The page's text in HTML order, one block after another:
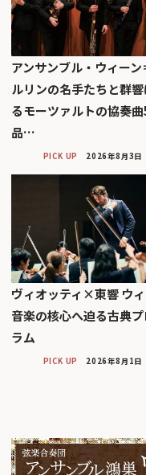
アンサンブル・ウィーン
ルリンの名手たちと群
るモーツァルトの協奏
品…
PICK UP 2026年8月3日
ヴィオッティ×東響 ウ
音楽の核心へ迫る古典
ラム
PICK UP 2026年8月1日